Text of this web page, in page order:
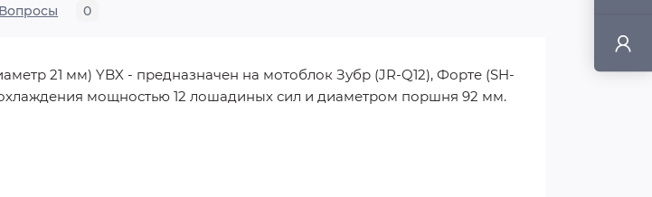
Вопросы 0
21 мм) YBX - предназначен на мотоблок Зубр (JR-Q12), Форте (SH-
охлаждения мощностью 12 лошадиных сил и диаметром поршня 92 мм.